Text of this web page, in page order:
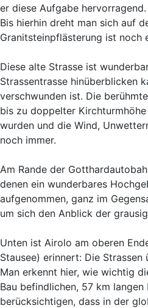
er diese Aufgabe
Bis hierhin dreht man sich auf
Granitsteinpflästerung ist noch
Diese alte Strasse ist
Strassentrasse hinüberblicken
verschwunden ist. Die
bis zu doppelter
wurden und die Wind,
noch immer.
Am Rande der
denen ein wunderbares
aufgenommen, ganz im
um sich den Anblick der
Unten ist Airolo am oberen
Stausee) erinnert: Die
Man erkennt hier, wie wichtig
Bau befindlichen, 57 km
berücksichtigen, dass in der